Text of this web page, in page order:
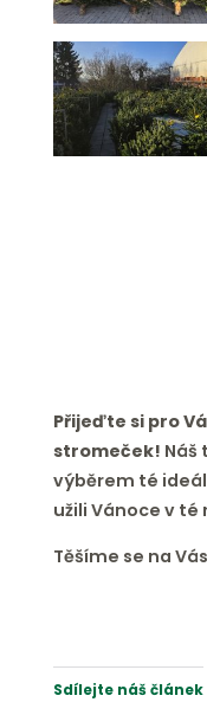
Přijeďte si pro
stromeček! Náš
výběrem té
užili Vánoce v
Těšíme se na
Sdílejte náš článek